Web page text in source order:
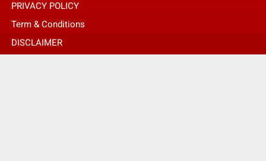
PRIVACY POLICY
Term & Conditions
DISCLAIMER